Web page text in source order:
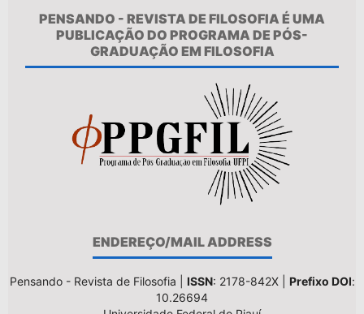
PENSANDO - REVISTA DE FILOSOFIA É UMA
PUBLICAÇÃO DO PROGRAMA DE PÓS-
GRADUAÇÃO EM FILOSOFIA
ENDEREÇO/MAIL ADDRESS
Pensando - Revista de Filosofia | ISSN: 2178-842X | Prefixo DOI:
10.26694